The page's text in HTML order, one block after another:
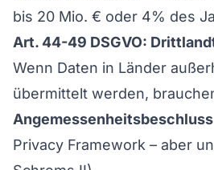
bis 20 Mio. € oder 4% des
Art. 44-49 DSGVO:
Wenn Daten in Länder
übermittelt werden,
Angemessenheitsbeschluss
Privacy Framework – aber